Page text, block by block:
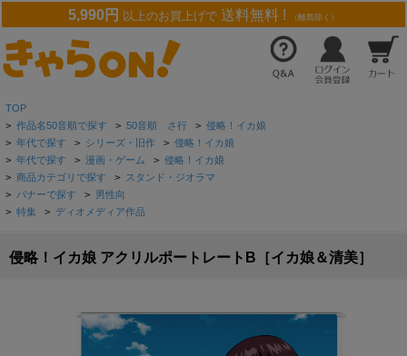
5,990円 以上のお買上げで 送料無料 ! （離島除く）
TOP
> 作品名50音順で探す > 50音順 さ行 > 侵略！イカ娘
> 年代で探す > シリーズ・旧作 > 侵略！イカ娘
> 年代で探す > 漫画・ゲーム > 侵略！イカ娘
> 商品カテゴリで探す > スタンド・ジオラマ
> バナーで探す > 男性向
> 特集 > ディオメディア作品
侵略！イカ娘 アクリルポートレートB［イカ娘＆清美］